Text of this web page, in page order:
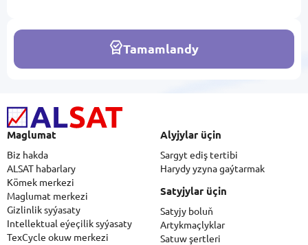
Tamamlandy
Maglumat
Biz hakda
ALSAT habarlary
Kömek merkezi
Maglumat merkezi
Gizlinlik syýasaty
Intellektual eýeçilik syýasaty
TexCycle okuw merkezi
Alyjylar üçin
Sargyt ediş tertibi
Harydy yzyna gaýtarmak
Satyjylar üçin
Satyjy boluň
Artykmaçlyklar
Satuw şertleri